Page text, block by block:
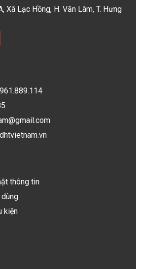
Xã Lạc Hồng, H. Văn Lâm, T. Hưng
thông tin
kiện